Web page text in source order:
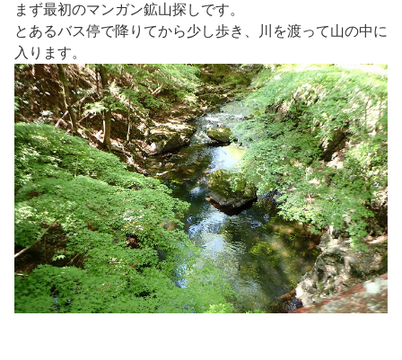
まず最初のマンガン鉱山探しです。
とあるバス停で降りてから少し歩き、川を渡って山の中に
入ります。